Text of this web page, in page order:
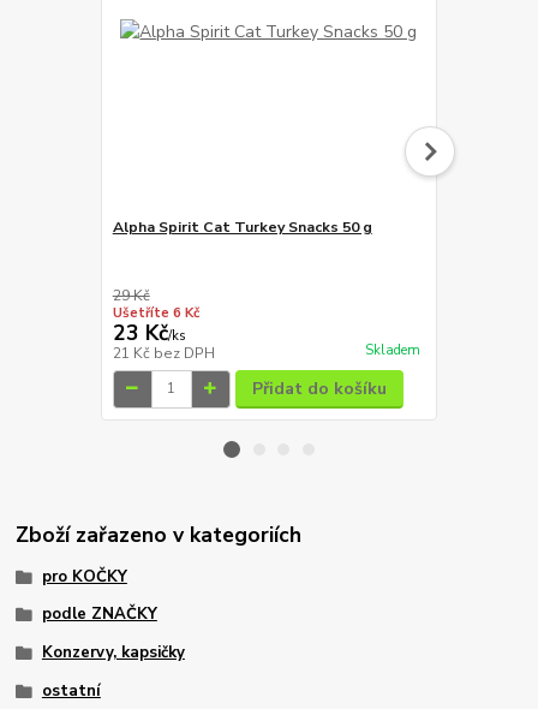
Alpha Spirit Cat Turkey Snacks 50 g
29 Kč
Ušetříte 6 Kč
23 Kč/ks
21 Kč bez DPH Skladem
Přidat do košíku
Zboží zařazeno v kategoriích
pro KOČKY
podle ZNAČKY
Konzervy, kapsičky
ostatní